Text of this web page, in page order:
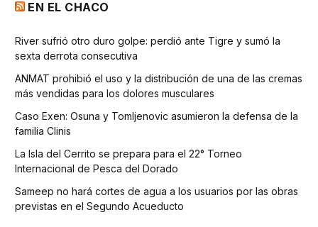
EN EL CHACO
River sufrió otro duro golpe: perdió ante Tigre y sumó la
sexta derrota consecutiva
ANMAT prohibió el uso y la distribución de una de las cremas
más vendidas para los dolores musculares
Caso Exen: Osuna y Tomljenovic asumieron la defensa de la
familia Clinis
La Isla del Cerrito se prepara para el 22° Torneo
Internacional de Pesca del Dorado
Sameep no hará cortes de agua a los usuarios por las obras
previstas en el Segundo Acueducto